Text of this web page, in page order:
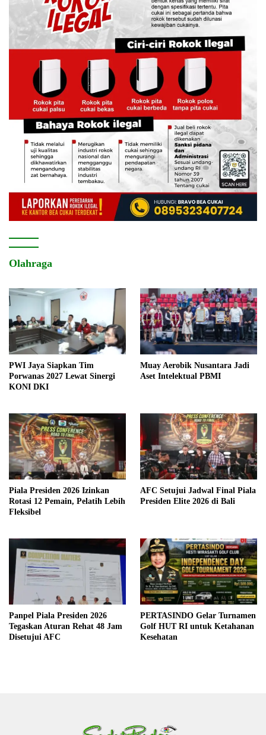
Olahraga
PWI Jaya Siapkan Tim
Porwanas 2027 Lewat Sinergi
KONI DKI
Muay Aerobik Nusantara Jadi
Aset Intelektual PBMI
Piala Presiden 2026 Izinkan
Rotasi 12 Pemain, Pelatih Lebih
Fleksibel
AFC Setujui Jadwal Final Piala
Presiden Elite 2026 di Bali
Panpel Piala Presiden 2026
Tegaskan Aturan Rehat 48 Jam
Disetujui AFC
PERTASINDO Gelar Turnamen
Golf HUT RI untuk Ketahanan
Kesehatan